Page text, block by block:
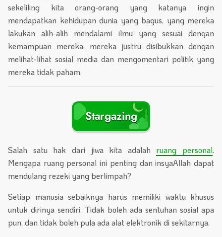
sekeliling kita orang-orang yang katanya ingin
mendapatkan kehidupan dunia yang bagus, yang mereka
lakukan alih-alih mendalami ilmu yang sesuai dengan
kemampuan mereka, mereka justru disibukkan dengan
melihat-lihat sosial media dan mengomentari politik yang
mereka tidak paham.
Stargazing
Salah satu hak dari jiwa kita adalah ruang personal.
Mengapa ruang personal ini penting dan insyaAllah dapat
mendulang rezeki yang berlimpah?
Setiap manusia sebaiknya harus memiliki waktu khusus
untuk dirinya sendiri. Tidak boleh ada sentuhan sosial apa
pun, dan tidak boleh pula ada alat elektronik di sekitarnya.